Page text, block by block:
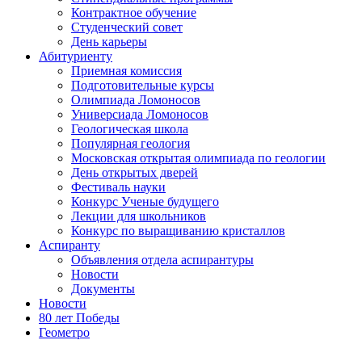
Контрактное обучение
Студенческий совет
День карьеры
Абитуриенту
Приемная комиссия
Подготовительные курсы
Олимпиада Ломоносов
Универсиада Ломоносов
Геологическая школа
Популярная геология
Московская открытая олимпиада по геологии
День открытых дверей
Фестиваль науки
Конкурс Ученые будущего
Лекции для школьников
Конкурс по выращиванию кристаллов
Аспиранту
Объявления отдела аспирантуры
Новости
Документы
Новости
80 лет Победы
Геометро